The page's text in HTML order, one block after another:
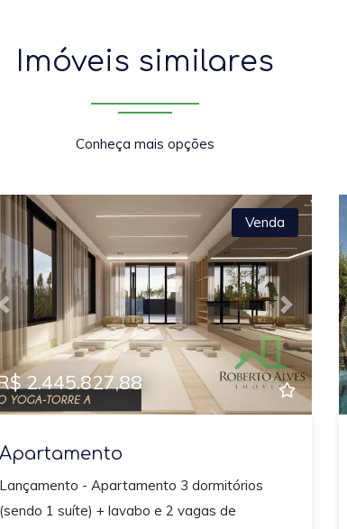
Imóveis similares
Conheça mais opções
Previous Next
Venda
2.445.827,88
Apartamento
Lançamento - Apartamento 3 dormitórios
(sendo 1 suíte) + lavabo e 2 vagas de